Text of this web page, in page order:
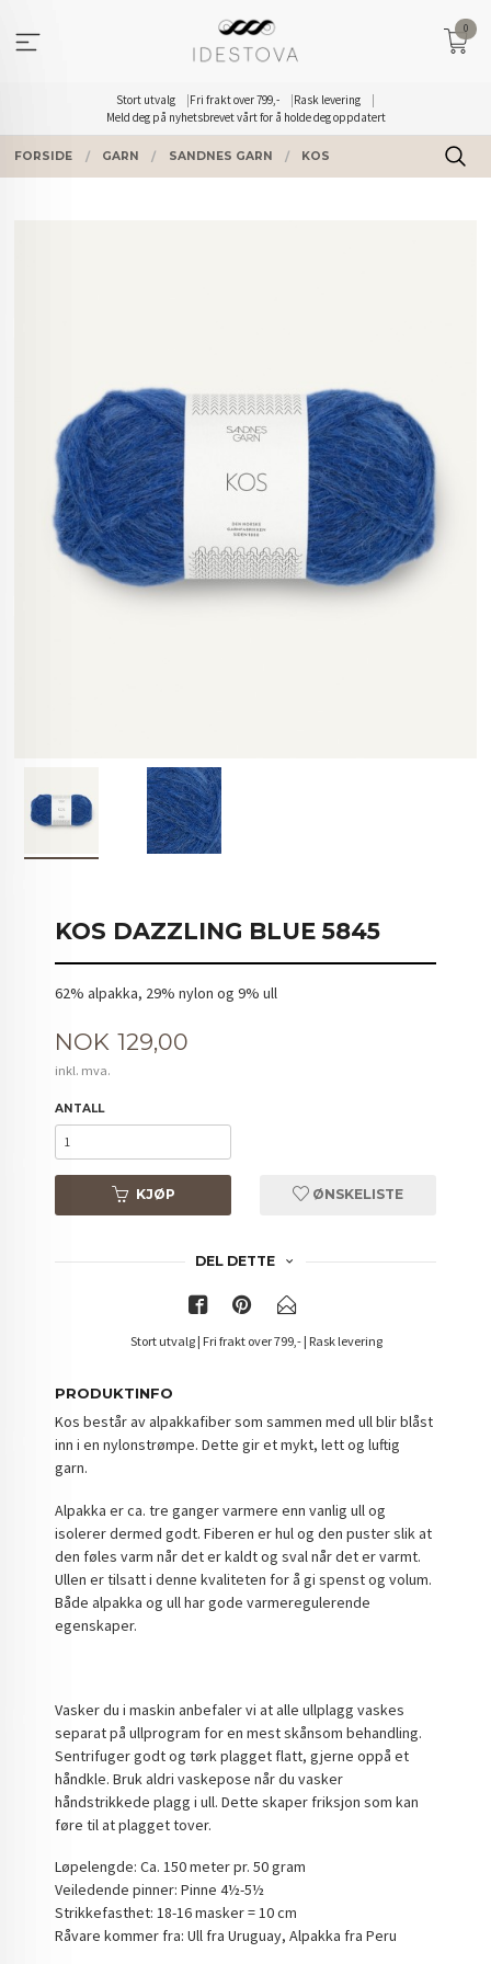
innholdet
Stort utvalg Fri frakt over 799,-
Rask levering
Meld deg på nyhetsbrevet vårt for å holde deg oppdatert
0
FORSIDE GARN SANDNES GARN KOS
KOS DAZZLING BLUE 5845
62% alpakka, 29% nylon og 9% ull
Pris
NOK 129,00
inkl. mva.
ANTALL
KJØP ØNSKELISTE
DEL DETTE
Stort utvalg | Fri frakt over 799,- | Rask levering
PRODUKTINFO
Kos består av alpakkafiber som sammen med ull blir blåst
inn i en nylonstrømpe. Dette gir et mykt, lett og luftig
garn.
Alpakka er ca. tre ganger varmere enn vanlig ull og
isolerer dermed godt. Fiberen er hul og den puster slik at
den føles varm når det er kaldt og sval når det er varmt.
Ullen er tilsatt i denne kvaliteten for å gi spenst og volum.
Både alpakka og ull har gode varmeregulerende
egenskaper.
Vasker du i maskin anbefaler vi at alle ullplagg vaskes
separat på ullprogram for en mest skånsom behandling.
Sentrifuger godt og tørk plagget flatt, gjerne oppå et
håndkle. Bruk aldri vaskepose når du vasker
håndstrikkede plagg i ull. Dette skaper friksjon som kan
føre til at plagget tover.
Løpelengde: Ca. 150 meter pr. 50 gram
Veiledende pinner: Pinne 4½-5½
Strikkefasthet: 18-16 masker = 10 cm
Råvare kommer fra: Ull fra Uruguay, Alpakka fra Peru